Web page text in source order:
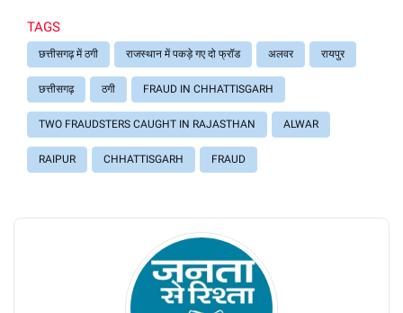
TAGS
छत्तीसगढ़ में ठगी राजस्थान में पकड़े गए दो फ्रॉड अलवर रायपुर
छत्तीसगढ़ ठगी FRAUD IN CHHATTISGARH
TWO FRAUDSTERS CAUGHT IN RAJASTHAN ALWAR
RAIPUR CHHATTISGARH FRAUD